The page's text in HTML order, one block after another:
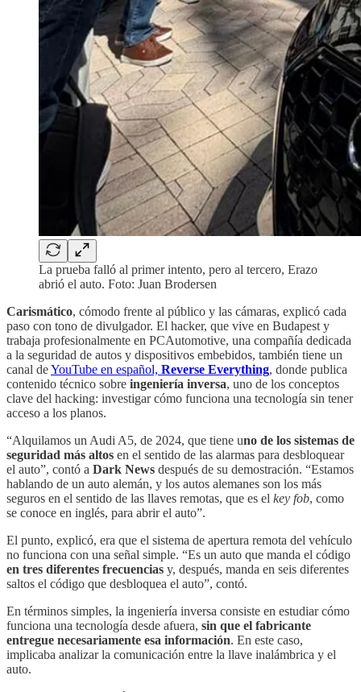
La prueba falló al primer intento, pero al tercero, Erazo
abrió el auto. Foto: Juan Brodersen
Carismático, cómodo frente al público y las cámaras, explicó cada
paso con tono de divulgador. El hacker, que vive en Budapest y
trabaja profesionalmente en PCAutomotive, una compañía dedicada
a la seguridad de autos y dispositivos embebidos, también tiene un
canal deYouTube en español, Reverse Everything, donde publica
contenido técnico sobre ingeniería inversa, uno de los conceptos
clave del hacking: investigar cómo funciona una tecnología sin tener
acceso a los planos.
“Alquilamos un Audi A5, de 2024, que tiene uno de los sistemas de
seguridad más altos en el sentido de las alarmas para desbloquear
el auto”, contó a Dark News después de su demostración. “Estamos
hablando de un auto alemán, y los autos alemanes son los más
seguros en el sentido de las llaves remotas, que es el key fob, como
se conoce en inglés, para abrir el auto”.
El punto, explicó, era que el sistema de apertura remota del vehículo
no funciona con una señal simple. “Es un auto que manda el código
en tres diferentes frecuencias y, después, manda en seis diferentes
saltos el código que desbloquea el auto”, contó.
En términos simples, la ingeniería inversa consiste en estudiar cómo
funciona una tecnología desde afuera, sin que el fabricante
entregue necesariamente esa información. En este caso,
implicaba analizar la comunicación entre la llave inalámbrica y el
auto.